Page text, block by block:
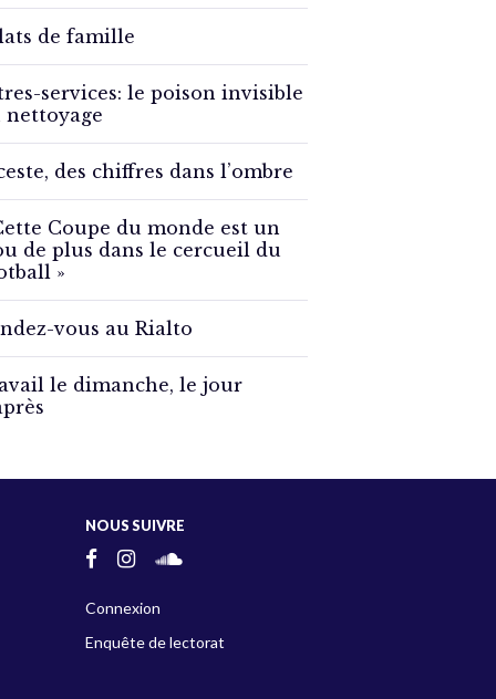
de famille
services: le poison invisible
nettoyage
des chiffres dans l’ombre
Coupe du monde est un
de plus dans le cercueil du
»
vous au Rialto
le dimanche, le jour
NOUS SUIVRE
Connexion
Enquête de lectorat